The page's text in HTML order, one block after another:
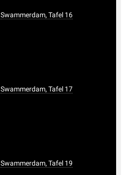
Swammerdam, Tafel 16
Swammerdam, Tafel 17
Swammerdam, Tafel 19